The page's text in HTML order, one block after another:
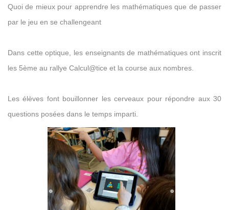
Quoi de mieux pour apprendre les mathématiques que de passer
par le jeu en se challengeant
Dans cette optique, les enseignants de mathématiques ont inscrit
les 5ème au rallye Calcul@tice et la course aux nombres.
Les élèves font bouillonner les cerveaux pour répondre aux 30
questions posées dans le temps imparti.